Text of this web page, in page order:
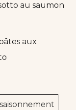
au saumon
aux